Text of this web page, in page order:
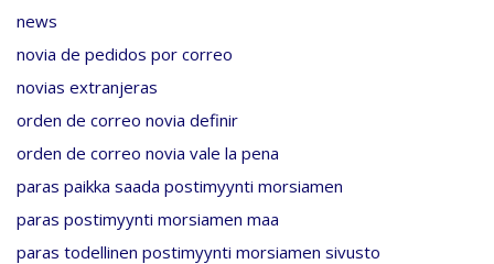
news
novia de pedidos por correo
novias extranjeras
orden de correo novia definir
orden de correo novia vale la pena
paras paikka saada postimyynti morsiamen
paras postimyynti morsiamen maa
paras todellinen postimyynti morsiamen sivusto